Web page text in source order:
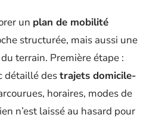
un plan de mobilité
structurée, mais aussi une
terrain. Première étape :
détaillé destrajets domicile-
horaires, modes de
n’est laissé au hasard pour